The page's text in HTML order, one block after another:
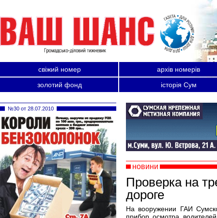
свіжий номер
архів номерів
золотий фонд
історія Сум
новини
Проверка на
дороге
На вооружении ГАИ
№30 от 28.07.2010